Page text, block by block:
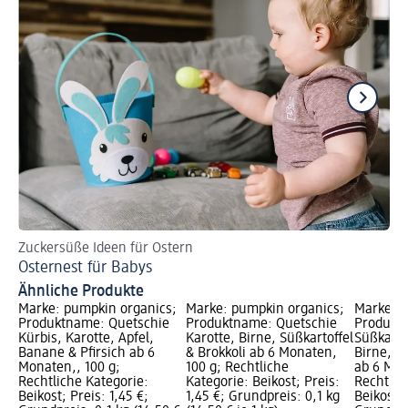
Zuckersüße Ideen für Ostern
Osternest für Babys
Ähnliche Produkte
Marke: pumpkin organics;
Produktname: Quetschie
Kürbis, Karotte, Apfel,
Banane & Pfirsich ab 6
Monaten,, 100 g;
Rechtliche Kategorie:
Beikost; Preis: 1,45 €;
Marke: pumpkin organics;
Produktname: Quetschie
Karotte, Birne, Süßkartoffel
& Brokkoli ab 6 Monaten,
100 g; Rechtliche
Kategorie: Beikost; Preis:
1,45 €; Grundpreis: 0,1 kg
Marke:
Birne,
ab 6
Beikost;